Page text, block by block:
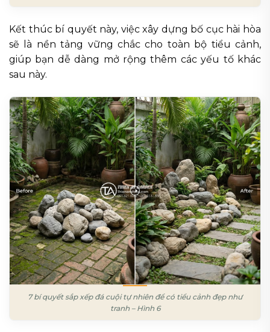
Kết thúc bí quyết này, việc xây dựng bố cục hài hòa
sẽ là nền tảng vững chắc cho toàn bộ tiểu cảnh,
giúp bạn dễ dàng mở rộng thêm các yếu tố khác
sau này.
7 bí quyết sắp xếp đá cuội tự nhiên để có tiểu cảnh đẹp như
tranh – Hình 6